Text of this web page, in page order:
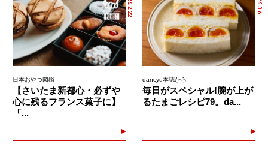
日本おやつ図鑑
【さいたま新都心・必ずや
心に残るフランス菓子に】
「...
dancyu本誌から
毎日がスペシャル!腕が上が
るたまごレシピ79。da...